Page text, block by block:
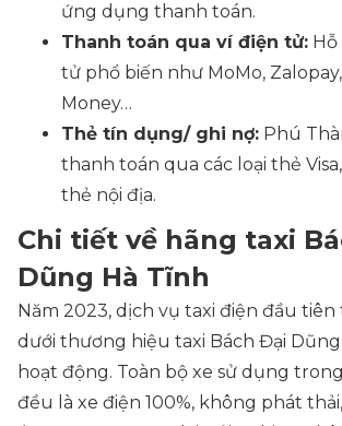
ứng dụng thanh toán.
Thanh toán qua ví điện tử:
tử phổ biến như MoMo,
Money…
Thẻ tín dụng/ ghi nợ: Phú
thanh toán qua các loại thẻ
thẻ nội địa.
Chi tiết về hãng taxi
Dũng Hà Tĩnh
Năm 2023, dịch vụ taxi điện đầu tiên
dưới thương hiệu taxi Bách Đại
hoạt động. Toàn bộ xe sử dụng
đều là xe điện 100%, không phát